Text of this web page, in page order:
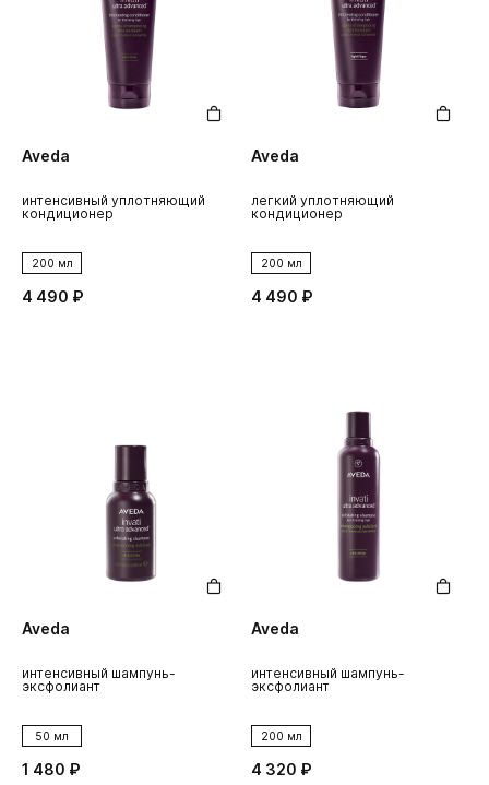
Aveda
интенсивный уплотняющий
кондиционер
200 мл
4 490 ₽
Aveda
легкий уплотняющий
кондиционер
200 мл
4 490 ₽
Aveda
интенсивный шампунь-
эксфолиант
50 мл
1 480 ₽
Aveda
интенсивный шампунь-
эксфолиант
200 мл
4 320 ₽